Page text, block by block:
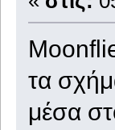
τα
μέσα